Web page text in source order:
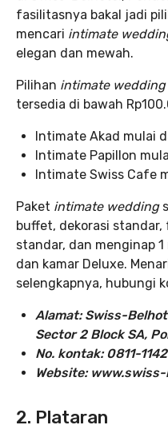
fasilitasnya bakal jadi
mencari intimate
elegan dan mewah.
Pilihan intimate wedding
tersedia di bawah
Intimate Akad mulai
Intimate Papillon
Intimate Swiss Cafe
Paket intimate wedding
buffet, dekorasi
standar, dan menginap
dan kamar Deluxe.
selengkapnya, hubungi
Alamat: Swiss-
Sector 2 Block SA,
No. kontak: 0811-
Website:
2. Plataran